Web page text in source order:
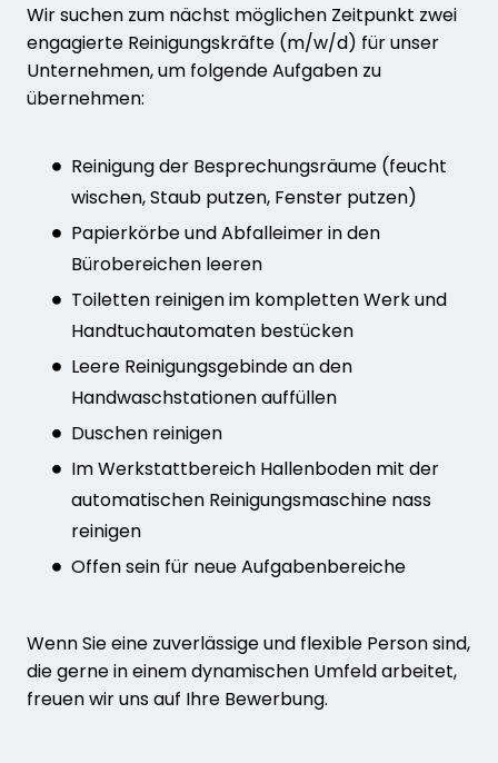
Wir suchen zum nächst möglichen Zeitpunkt zwei
engagierte Reinigungskräfte (m/w/d) für unser
Unternehmen, um folgende Aufgaben zu
übernehmen:
Reinigung der Besprechungsräume (feucht
wischen, Staub putzen, Fenster putzen)
Papierkörbe und Abfalleimer in den
Bürobereichen leeren
Toiletten reinigen im kompletten Werk und
Handtuchautomaten bestücken
Leere Reinigungsgebinde an den
Handwaschstationen auffüllen
Duschen reinigen
Im Werkstattbereich Hallenboden mit der
automatischen Reinigungsmaschine nass
reinigen
Offen sein für neue Aufgabenbereiche
Wenn Sie eine zuverlässige und flexible Person sind,
die gerne in einem dynamischen Umfeld arbeitet,
freuen wir uns auf Ihre Bewerbung.